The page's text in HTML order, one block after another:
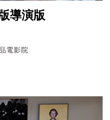
導演版
電影院